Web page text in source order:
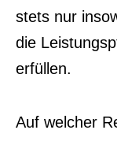
stets nur
die
erfüllen.
Auf welcher